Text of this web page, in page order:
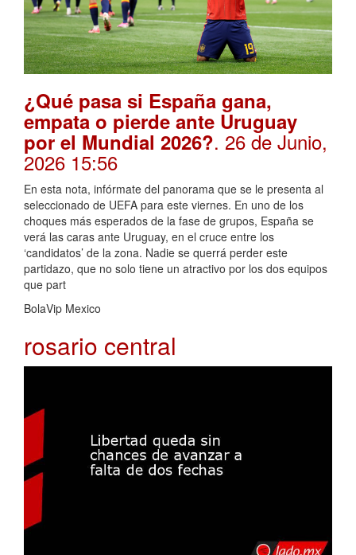
¿Qué pasa si España gana,
empata o pierde ante Uruguay
por el Mundial 2026?. 26 de Junio,
2026 15:56
En esta nota, infórmate del panorama que se le presenta al
seleccionado de UEFA para este viernes. En uno de los
choques más esperados de la fase de grupos, España se
verá las caras ante Uruguay, en el cruce entre los
‘candidatos’ de la zona. Nadie se querrá perder este
partidazo, que no solo tiene un atractivo por los dos equipos
que part
BolaVip Mexico
rosario central